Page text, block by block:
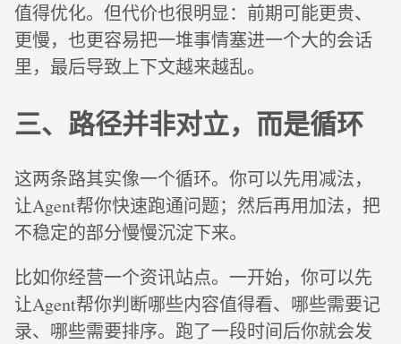
值得优化。但代价也很明显：前期可能更贵、
更慢，也更容易把一堆事情塞进一个大的会话
里，最后导致上下文越来越乱。
三、路径并非对立，而是循环
这两条路其实像一个循环。你可以先用减法，
让Agent帮你快速跑通问题；然后再用加法，把
不稳定的部分慢慢沉淀下来。
比如你经营一个资讯站点。一开始，你可以先
让Agent帮你判断哪些内容值得看、哪些需要记
录、哪些需要排序。跑了一段时间后你就会发